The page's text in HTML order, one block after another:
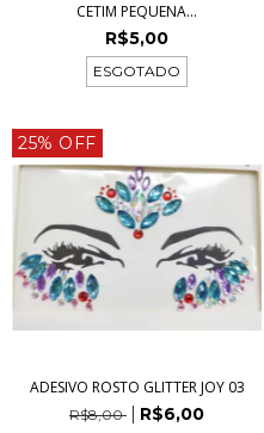
CETIM PEQUENA...
R$5,00
ESGOTADO
25% OFF
ADESIVO ROSTO GLITTER JOY 03
R$8,00 R$6,00